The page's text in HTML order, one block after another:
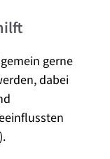
gerne
dabei